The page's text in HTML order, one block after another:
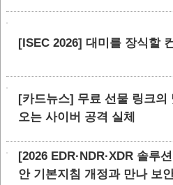
[ISEC 2026] 대미를 장식할
[카드뉴스] 무료 선물 링크
오는 사이버 공격 실체
[2026 EDR·NDR·XDR 솔루
안 기본지침 개정과 만나 보